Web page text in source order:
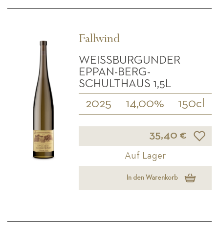
Fallwind
WEISSBURGUNDER E
PPAN-BERG- S
CHULTHAUS 1,5L
2025 14,00% 150cl
35,40 €
Auf Lager
In den Warenkorb